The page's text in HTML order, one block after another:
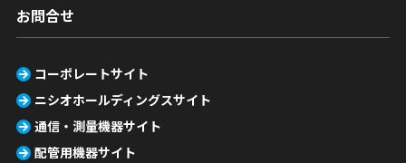
お問合せ
コーポレートサイト
ニシオホールディングスサイト
通信・測量機器サイト
配管用機器サイト